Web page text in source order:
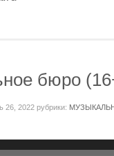
бюро
26, 2022 рубрики: